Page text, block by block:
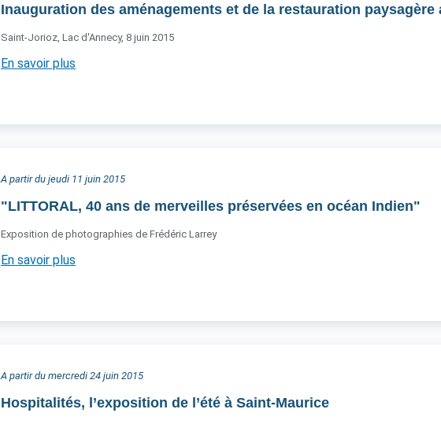
Inauguration des aménagements et de la restauration paysagère
Saint-Jorioz, Lac d'Annecy, 8 juin 2015
En savoir plus
A partir du jeudi 11 juin 2015
"LITTORAL, 40 ans de merveilles préservées en océan Indien"
Exposition de photographies de Frédéric Larrey
En savoir plus
A partir du mercredi 24 juin 2015
Hospitalités, l’exposition de l’été à Saint-Maurice